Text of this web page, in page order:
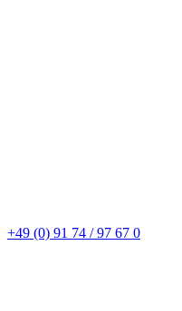
+49 (0) 91 74 / 97 67 0